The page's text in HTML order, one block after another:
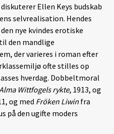
diskuterer Ellen Keys budskab
selvrealisation. Hendes
nye kvindes erotiske
den mandlige
der varieres i roman efter
ofte stilles op
hverdag. Dobbeltmoral
Wittfogels rykte, 1913, og
og med Fröken Liwin fra
på den ugifte moders